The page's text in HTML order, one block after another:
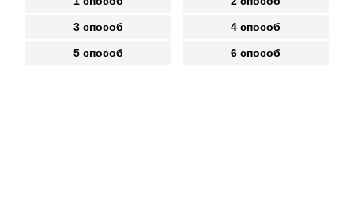
3 способ 4 способ
5 способ 6 способ